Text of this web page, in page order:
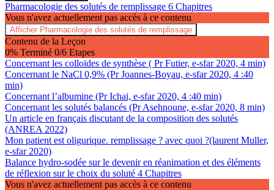
Pharmacologie des solutés de remplissage 6 Chapitres
Vous n'avez actuellement pas accès à ce contenu
Afficher Pharmacologie des solutés de remplissage
Contenu de la Leçon
0% Terminé 0/6 Etapes
Concernant les colloïdes de synthèse ( Pr Futier, e-sfar 2020, 4 min)
Concernant le NaCl 0,9% (Pr Joannes-Boyau, e-sfar 2020, 4 :40
min)
Concernant l’albumine (Pr Ichai, e-sfar 2020, 4 :40 min)
Concernant les solutés balancés (Pr Asehnoune, e-sfar 2020, 8 min)
Un article en français discutant de la composition des solutés
(ANREA 2022)
Mon patient est oligurique. remplissage ? avec quoi ?(laurent Muller,
e-sfar 2020)
Balance hydro-sodée sur le devenir en réanimation et des éléments
de réflexion sur le choix du soluté 4 Chapitres
Vous n'avez actuellement pas accès à ce contenu